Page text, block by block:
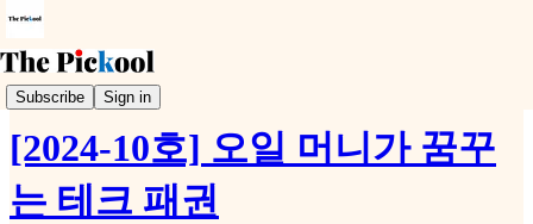
Subscribe Sign in
Weekly Pickool
[2024-10호] 오일 머니가 꿈꾸
는 테크 패권